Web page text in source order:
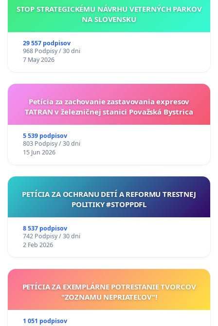
STOP STRATEGICKÉMU NÁVRHU VETERNÝCH PARKOV
NA SLOVENSKU
29 557 podpisov
968 Podpisy / 30 dni
7 May 2026
Petícia za zachovanie zastavovania expresov
TATRAN v železničnej stanici Považská Bystrica
5 539 podpisov
803 Podpisy / 30 dni
15 Jun 2026
PETÍCIA ZA OCHRANU DETÍ A REFORMU TRESTNEJ
POLITIKY #STOPPDFL
8 537 podpisov
742 Podpisy / 30 dni
2 Feb 2026
PETÍCIA ZA EXEMPLÁRNE POTRESTANIE TVORCOV
"ZOZNAMU NEPRIATEĽOV"!
1 051 podpisov